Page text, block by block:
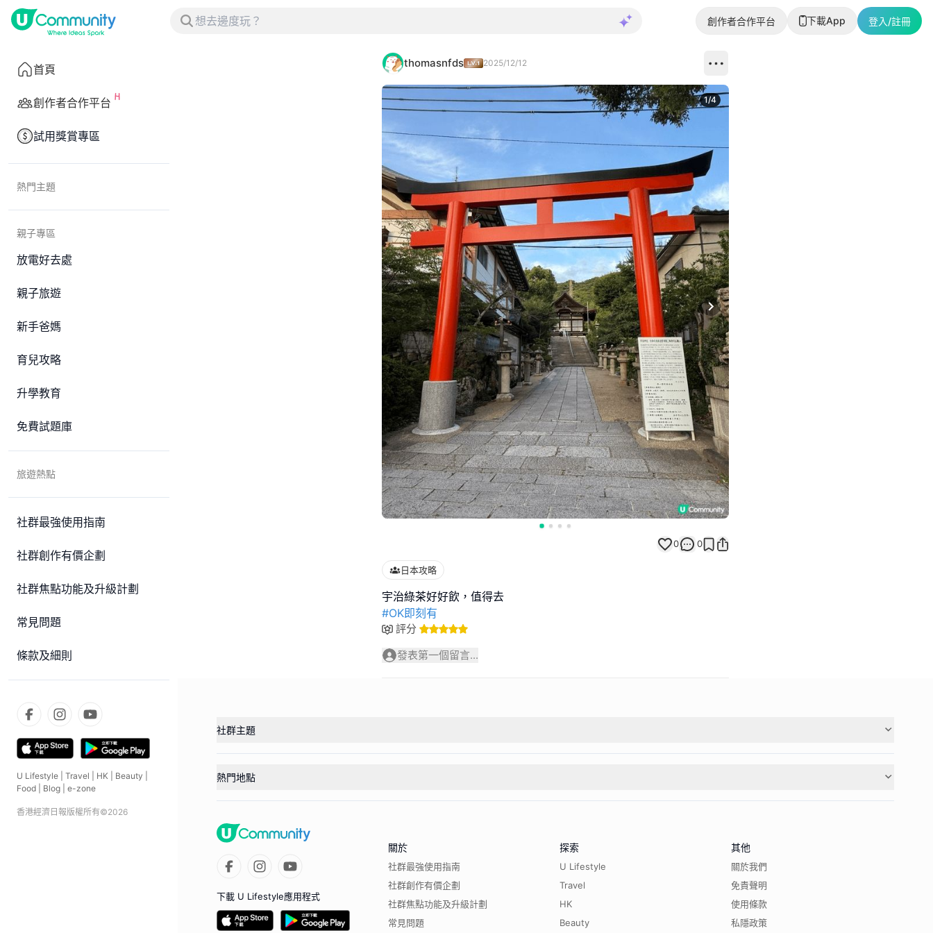
創作者合作平台 下載App 登入/註冊
首頁
創作者合作平台
試用獎賞專區
熱門主題
親子專區
放電好去處
親子旅遊
新手爸媽
育兒攻略
升學教育
免費試題庫
旅遊熱點
社群最強使用指南
社群創作有價企劃
社群焦點功能及升級計劃
常見問題
條款及細則
U Lifestyle Travel HK Beauty
Food
Blog e-zone
香港經濟日報版權所有©2026
thomasnfds 2025/12/12
Next slide
1/4
0 0
日本攻略
#OK即刻有
評分
發表第一個留言...
社群主題
熱門地點
下載 U Lifestyle應用程式
關於
社群最強使用指南
社群創作有價企劃
社群焦點功能及升級計劃
常見問題
探索
U Lifestyle
Travel
HK
Beauty
其他
關於我們
免責聲明
使用條款
私隱政策